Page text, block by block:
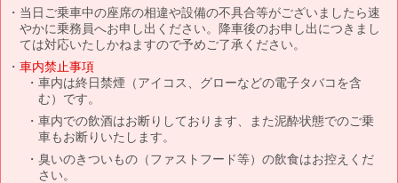
当日ご乗車中の座席の相違や設備の不具合等がございましたら速
やかに乗務員へお申し出ください。降車後のお申し出につきまし
ては対応いたしかねますので予めご了承ください。
車内禁止事項
車内は終日禁煙（アイコス、グローなどの電子タバコを含
む）です。
車内での飲酒はお断りしております、また泥酔状態でのご乗
車もお断りいたします。
臭いのきついもの（ファストフード等）の飲食はお控えくだ
さい。